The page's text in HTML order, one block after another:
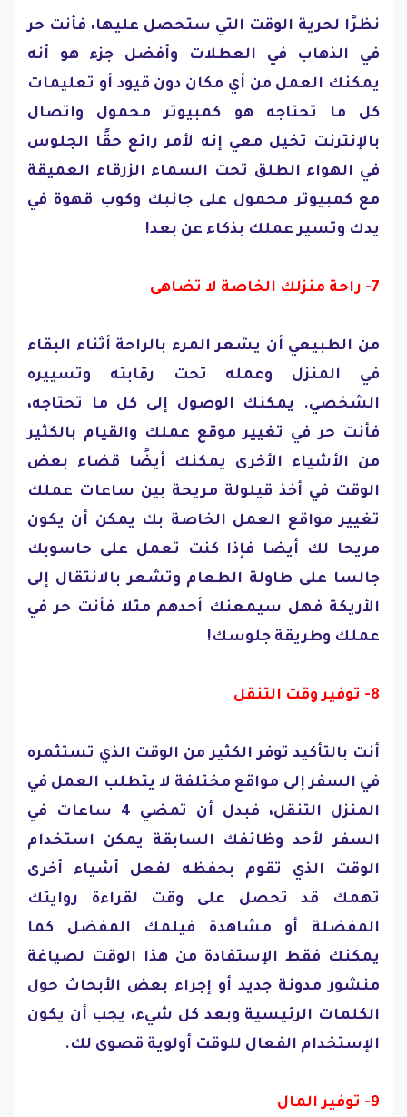
نظرًا لحرية الوقت التي ستحصل عليها، فأنت حر
في الذهاب في العطلات وأفضل جزء هو أنه
يمكنك العمل من أي مكان دون قيود أو تعليمات
كل ما تحتاجه هو كمبيوتر محمول واتصال
بالإنترنت تخيل معي إنه لأمر رائع حقًا الجلوس
في الهواء الطلق تحت السماء الزرقاء العميقة
مع كمبيوتر محمول على جانبك وكوب قهوة في
يدك وتسير عملك بذكاء عن بعد!
7- راحة منزلك الخاصة لا تضاهى
من الطبيعي أن يشعر المرء بالراحة أثناء البقاء
في المنزل وعمله تحت رقابته وتسييره
الشخصي. يمكنك الوصول إلى كل ما تحتاجه،
فأنت حر في تغيير موقع عملك والقيام بالكثير
من الأشياء الأخرى يمكنك أيضًا قضاء بعض
الوقت في أخذ قيلولة مريحة بين ساعات عملك
تغيير مواقع العمل الخاصة بك يمكن أن يكون
مريحا لك أيضا فإذا كنت تعمل على حاسوبك
جالسا على طاولة الطعام وتشعر بالانتقال إلى
الأريكة فهل سيمعنك أحدهم مثلا فأنت حر في
عملك وطريقة جلوسك!
8- توفير وقت التنقل
أنت بالتأكيد توفر الكثير من الوقت الذي تستثمره
في السفر إلى مواقع مختلفة لا يتطلب العمل في
المنزل التنقل، فبدل أن تمضي 4 ساعات في
السفر لأحد وظائفك السابقة يمكن استخدام
الوقت الذي تقوم بحفظه لفعل أشياء أخرى
تهمك قد تحصل على وقت لقراءة روايتك
المفضلة أو مشاهدة فيلمك المفضل كما
يمكنك فقط الإستفادة من هذا الوقت لصياغة
منشور مدونة جديد أو إجراء بعض الأبحاث حول
الكلمات الرئيسية وبعد كل شيء، يجب أن يكون
الإستخدام الفعال للوقت أولوية قصوى لك.
9- توفير المال